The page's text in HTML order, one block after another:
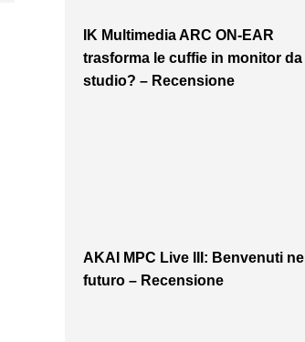
IK Multimedia ARC ON-EAR
trasforma le cuffie in monitor da
studio? – Recensione
AKAI MPC Live III: Benvenuti nel
futuro – Recensione